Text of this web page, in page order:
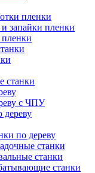
пленки
запайки пленки
пленки
станки
с ЧПУ
дереву
по дереву
станки
станки
станки